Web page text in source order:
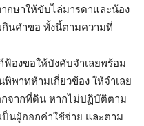
กษาให้ขับไล่มารดาและน้อง
กินคำขอ ทั้งนี้ตามความที่
องขอให้บังคับจำเลยพร้อม
พาทห้ามเกี่ยวข้อง ให้จำเลย
จากที่ดิน หากไม่ปฏิบัติตาม
ป็นผู้ออกค่าใช้จ่าย และตาม